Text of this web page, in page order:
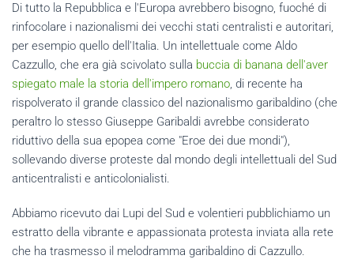
Di tutto la Repubblica e l'Europa avrebbero bisogno, fuoché di
rinfocolare i nazionalismi dei vecchi stati centralisti e autoritari,
per esempio quello dell'Italia. Un intellettuale come Aldo
Cazzullo, che era già scivolato sulla buccia di banana dell'aver
spiegato male la storia dell'impero romano, di recente ha
rispolverato il grande classico del nazionalismo garibaldino (che
peraltro lo stesso Giuseppe Garibaldi avrebbe considerato
riduttivo della sua epopea come "Eroe dei due mondi"),
sollevando diverse proteste dal mondo degli intellettuali del Sud
anticentralisti e anticolonialisti.
Abbiamo ricevuto dai Lupi del Sud e volentieri pubblichiamo un
estratto della vibrante e appassionata protesta inviata alla rete
che ha trasmesso il melodramma garibaldino di Cazzullo.